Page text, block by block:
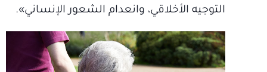
التوجيه الأخلاقي، وانعدام الشعور الإنساني».